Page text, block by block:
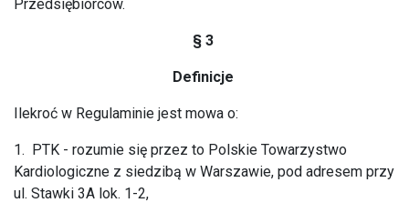
Przedsiębiorców.
§ 3
Definicje
Ilekroć w Regulaminie jest mowa o:
1. PTK - rozumie się przez to Polskie Towarzystwo
Kardiologiczne z siedzibą w Warszawie, pod adresem przy
ul. Stawki 3A lok. 1-2,